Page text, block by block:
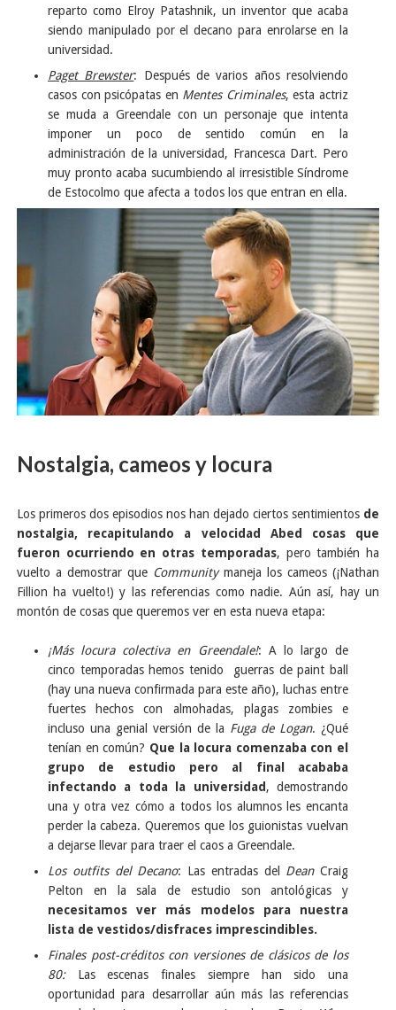
reparto como Elroy Patashnik, un inventor que acaba
siendo manipulado por el decano para enrolarse en la
universidad.
Paget Brewster: Después de varios años resolviendo
casos con psicópatas en Mentes Criminales, esta actriz
se muda a Greendale con un personaje que intenta
imponer un poco de sentido común en la
administración de la universidad, Francesca Dart. Pero
muy pronto acaba sucumbiendo al irresistible Síndrome
de Estocolmo que afecta a todos los que entran en ella.
Nostalgia, cameos y locura
Los primeros dos episodios nos han dejado ciertos sentimientos de
nostalgia, recapitulando a velocidad Abed cosas que
fueron ocurriendo en otras temporadas, pero también ha
vuelto a demostrar que Communitymaneja los cameos (¡Nathan
Fillion ha vuelto!) y las referencias como nadie. Aún así, hay un
montón de cosas que queremos ver en esta nueva etapa:
¡Más locura colectiva en Greendale!: A lo largo de
cinco temporadas hemos tenido guerras de paint ball
(hay una nueva confirmada para este año), luchas entre
fuertes hechos con almohadas, plagas zombies e
incluso una genial versión de la Fuga de Logan. ¿Qué
tenían en común? Que la locura comenzaba con el
grupo de estudio pero al final acababa
infectando a toda la universidad, demostrando
una y otra vez cómo a todos los alumnos les encanta
perder la cabeza. Queremos que los guionistas vuelvan
a dejarse llevar para traer el caos a Greendale.
Los outfits del Decano: Las entradas del DeanCraig
Pelton en la sala de estudio son antológicas y
necesitamos ver más modelos para nuestra
lista de vestidos/disfraces imprescindibles.
Finales post-créditos con versiones de clásicos de los
80:Las escenas finales siempre han sido una
oportunidad para desarrollar aún más las referencias